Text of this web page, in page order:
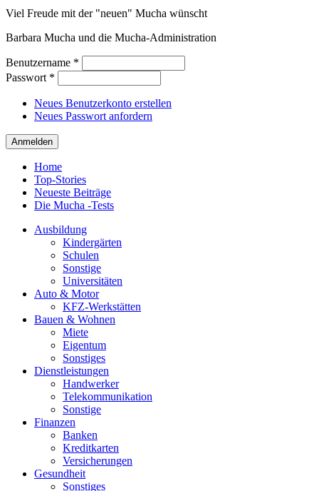
Viel Freude mit der "neuen" Mucha wünscht
Barbara Mucha und die Mucha-Administration
Benutzername *
Passwort *
Neues Benutzerkonto erstellen
Neues Passwort anfordern
Home
Top-Stories
Neueste Beiträge
Die Mucha -Tests
Ausbildung
Kindergärten
Schulen
Sonstige
Universitäten
Auto & Motor
KFZ-Werkstätten
Bauen & Wohnen
Miete
Eigentum
Sonstiges
Dienstleistungen
Handwerker
Telekommunikation
Sonstige
Finanzen
Banken
Kreditkarten
Versicherungen
Gesundheit
Sonstiges